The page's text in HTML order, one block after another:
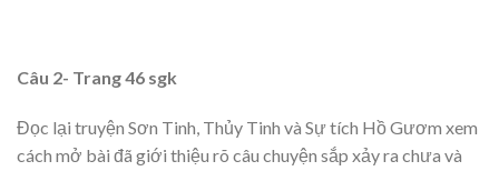
Câu 2- Trang 46 sgk
Đọc lại truyện Sơn Tinh, Thủy Tinh và Sự tích Hồ Gươm xem
cách mở bài đã giới thiệu rõ câu chuyện sắp xảy ra chưa và